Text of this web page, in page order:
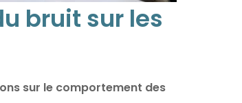
bruit sur les
sur le comportement des